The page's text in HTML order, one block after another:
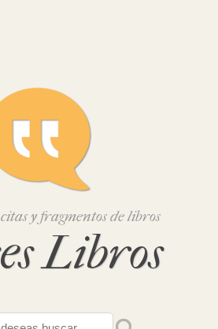
y fragmentos de libros
Libros